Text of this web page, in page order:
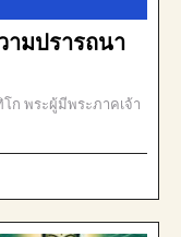
มปรารถนา
ก พระผู้มีพระภาคเจ้า